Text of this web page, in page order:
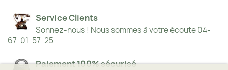
Service Clients
Sonnez-nous ! Nous sommes à votre écoute 04-
67-01-57-25
Paiement 100% sécurisé